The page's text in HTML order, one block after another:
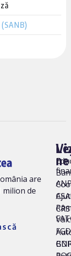
are
milion de
ne